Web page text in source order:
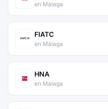
en Málaga
FIATC
en Málaga
HNA
en Málaga